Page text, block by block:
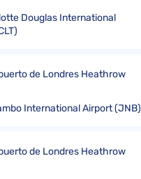
Douglas International
de Londres Heathrow
International Airport (JNB)
de Londres Heathrow